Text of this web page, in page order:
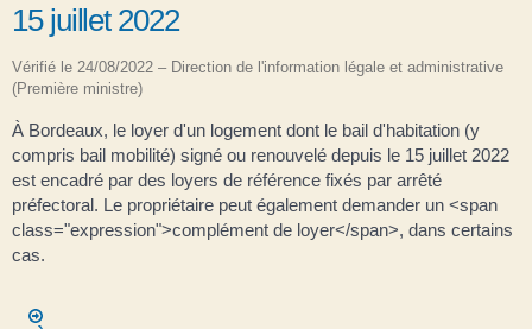
15 juillet 2022
Vérifié le 24/08/2022 – Direction de l'information légale et administrative
(Première ministre)
À Bordeaux, le loyer d'un logement dont le bail d'habitation (y
compris bail mobilité) signé ou renouvelé depuis le 15 juillet 2022
est encadré par des loyers de référence fixés par arrêté
préfectoral. Le propriétaire peut également demander un <span
class="expression">complément de loyer</span>, dans certains
cas.